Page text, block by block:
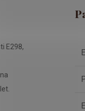
E298,